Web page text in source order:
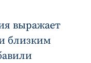
выражает
близким